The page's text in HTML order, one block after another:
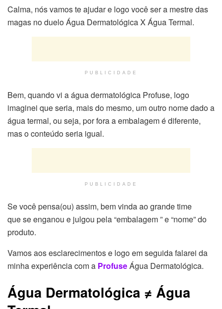
Calma, nós vamos te ajudar e logo você ser a mestre das
magas no duelo Água Dermatológica X Água Termal.
PUBLICIDADE
Bem, quando vi a água dermatológica Profuse, logo
imaginei que seria, mais do mesmo, um outro nome dado a
água termal, ou seja, por fora a embalagem é diferente,
mas o conteúdo seria igual.
PUBLICIDADE
Se você pensa(ou) assim, bem vinda ao grande time
que se enganou e julgou pela “embalagem ” e “nome” do
produto.
Vamos aos esclarecimentos e logo em seguida falarei da
minha experiência com a ProfuseÁgua Dermatológica.
Água Dermatológica ≠ Água